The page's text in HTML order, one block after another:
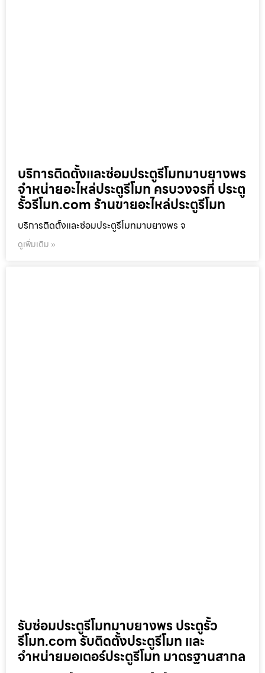
บริการติดตั้งและซ่อมประตูรีโมทมาบยางพร
จำหน่ายอะไหล่ประตูรีโมท ครบวงจรที่ ประตู
รั้วรีโมท.com ร้านขายอะไหล่ประตูรีโมท
บริการติดตั้งและซ่อมประตูรีโมทมาบยางพร จ
ดูเพิ่มเติม »
รับซ่อมประตูรีโมทมาบยางพร ประตูรั้ว
รีโมท.com รับติดตั้งประตูรีโมท และ
จำหน่ายมอเตอร์ประตูรีโมท มาตรฐานสากล